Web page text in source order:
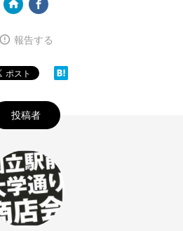
報告する
投稿者